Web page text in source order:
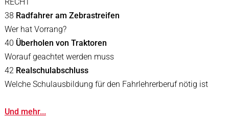
38 Radfahrer am Zebrastreifen
Wer hat Vorrang?
40 Überholen von Traktoren
Worauf geachtet werden muss
42 Realschulabschluss
Welche Schulausbildung für den Fahrlehrerberuf nötig ist
Und mehr...